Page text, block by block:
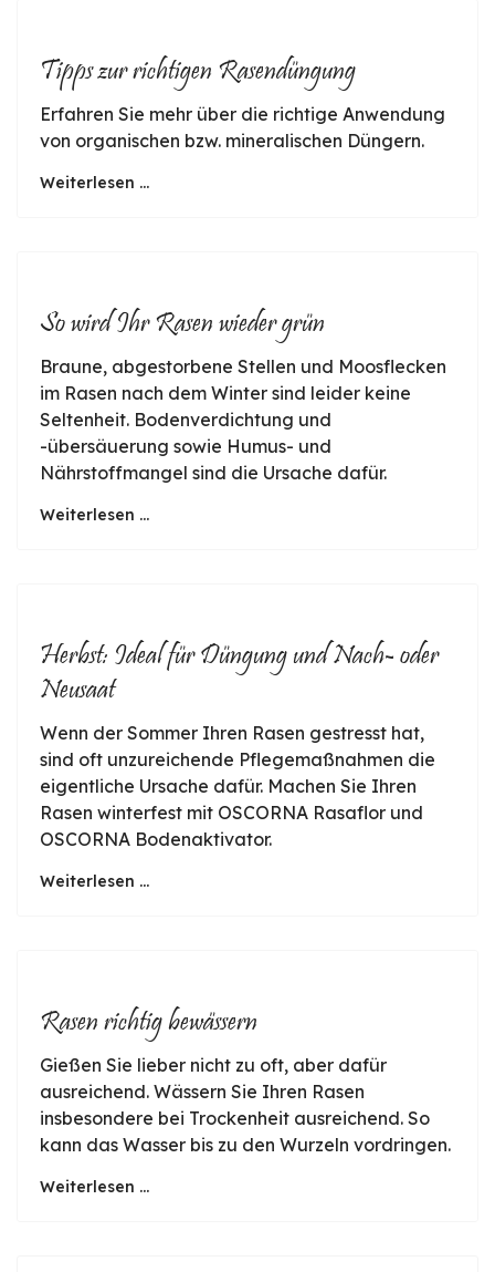
Tipps zur richtigen Rasendüngung
Erfahren Sie mehr über die richtige Anwendung
von organischen bzw. mineralischen Düngern.
Weiterlesen ...
So wird Ihr Rasen wieder grün
Braune, abgestorbene Stellen und Moosflecken
im Rasen nach dem Winter sind leider keine
Seltenheit. Bodenverdichtung und
-übersäuerung sowie Humus- und
Nährstoffmangel sind die Ursache dafür.
Weiterlesen ...
Herbst: Ideal für Düngung und Nach- oder
Neusaat
Wenn der Sommer Ihren Rasen gestresst hat,
sind oft unzureichende Pflegemaßnahmen die
eigentliche Ursache dafür. Machen Sie Ihren
Rasen winterfest mit OSCORNA Rasaflor und
OSCORNA Bodenaktivator.
Weiterlesen ...
Rasen richtig bewässern
Gießen Sie lieber nicht zu oft, aber dafür
ausreichend. Wässern Sie Ihren Rasen
insbesondere bei Trockenheit ausreichend. So
kann das Wasser bis zu den Wurzeln vordringen.
Weiterlesen ...